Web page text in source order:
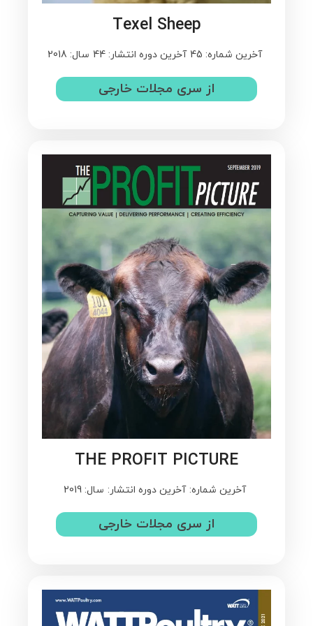
Texel Sheep
آخرین شماره: 45 آخرین دوره انتشار: 44 سال: 2018
از سری مجلات خارجی
THE PROFIT PICTURE
آخرین شماره: آخرین دوره انتشار: سال: 2019
از سری مجلات خارجی